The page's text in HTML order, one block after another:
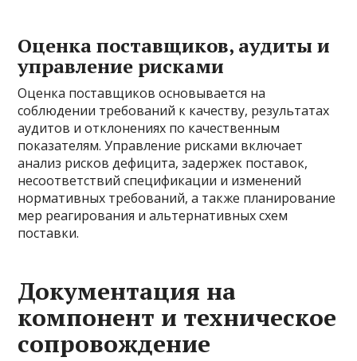
Оценка поставщиков, аудиты и
управление рисками
Оценка поставщиков основывается на
соблюдении требований к качеству, результатах
аудитов и отклонениях по качественным
показателям. Управление рисками включает
анализ рисков дефицита, задержек поставок,
несоответствий спецификации и изменений
нормативных требований, а также планирование
мер реагирования и альтернативных схем
поставки.
Документация на
компонент и техническое
сопровождение